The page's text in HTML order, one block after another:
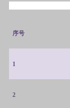
序号
1
2